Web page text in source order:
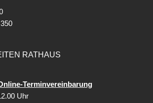
RATHAUS
Terminvereinbarung
Uhr